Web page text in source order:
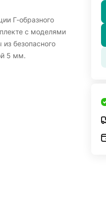
Г-образного
с моделями
безопасного
5 мм.